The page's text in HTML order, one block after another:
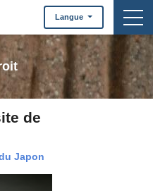
Langue
de
Japon